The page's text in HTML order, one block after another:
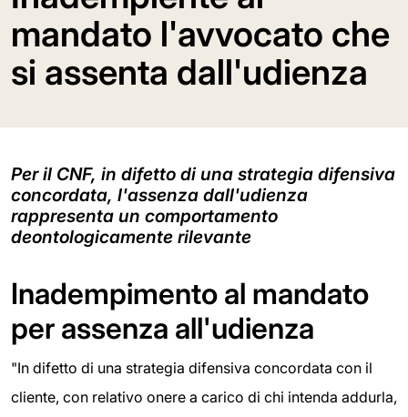
mandato l'avvocato che
si assenta dall'udienza
Per il CNF, in difetto di una strategia difensiva
concordata, l'assenza dall'udienza
rappresenta un comportamento
deontologicamente rilevante
Inadempimento al mandato
per assenza all'udienza
"In difetto di una strategia difensiva concordata con il
cliente, con relativo onere a carico di chi intenda addurla,